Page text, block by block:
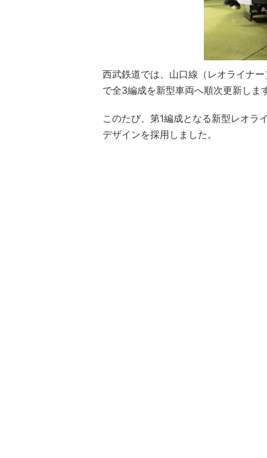
西武鉄道では、山口線（レオライナ
で全3編成を新型車両へ順次更新しま
このたび、第1編成となる新型レオラ
デザインを採用しました。